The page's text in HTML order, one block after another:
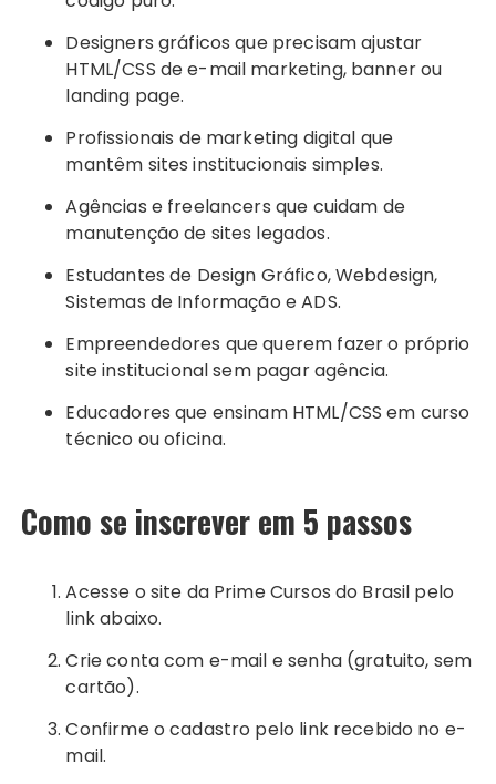
Designers gráficos que precisam ajustar
HTML/CSS de e-mail marketing, banner ou
landing page.
Profissionais de marketing digital que
mantêm sites institucionais simples.
Agências e freelancers que cuidam de
manutenção de sites legados.
Estudantes de Design Gráfico, Webdesign,
Sistemas de Informação e ADS.
Empreendedores que querem fazer o próprio
site institucional sem pagar agência.
Educadores que ensinam HTML/CSS em curso
técnico ou oficina.
Como se inscrever em 5 passos
Acesse o site da Prime Cursos do Brasil pelo
link abaixo.
Crie conta com e-mail e senha (gratuito, sem
cartão).
Confirme o cadastro pelo link recebido no e-
mail.